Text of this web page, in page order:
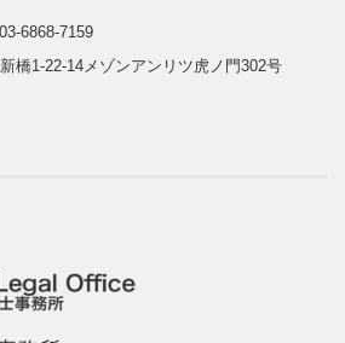
6868-7159
橋1-22-14メゾンアンリツ虎ノ門302号